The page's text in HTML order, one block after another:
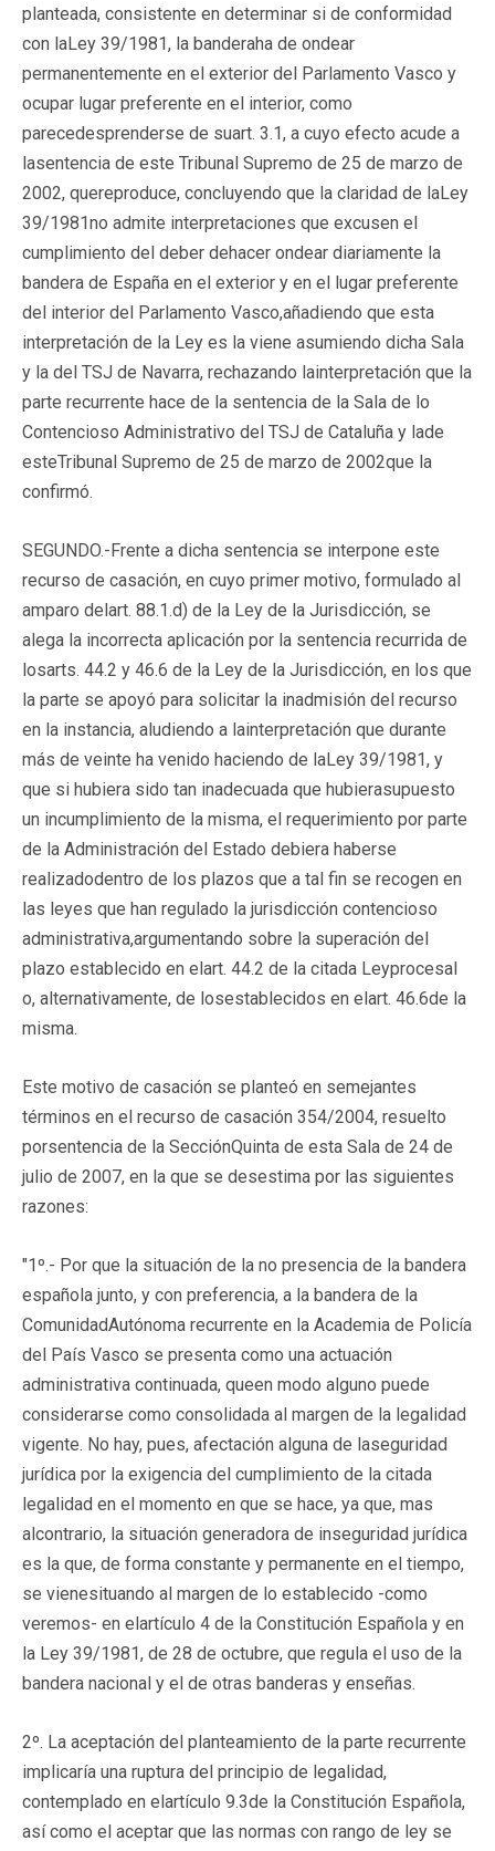
planteada, consistente en determinar si de conformidad
con laLey 39/1981, la banderaha de ondear
permanentemente en el exterior del Parlamento Vasco y
ocupar lugar preferente en el interior, como
parecedesprenderse de suart. 3.1, a cuyo efecto acude a
lasentencia de este Tribunal Supremo de 25 de marzo de
2002, quereproduce, concluyendo que la claridad de laLey
39/1981no admite interpretaciones que excusen el
cumplimiento del deber dehacer ondear diariamente la
bandera de España en el exterior y en el lugar preferente
del interior del Parlamento Vasco,añadiendo que esta
interpretación de la Ley es la viene asumiendo dicha Sala
y la del TSJ de Navarra, rechazando lainterpretación que la
parte recurrente hace de la sentencia de la Sala de lo
Contencioso Administrativo del TSJ de Cataluña y lade
esteTribunal Supremo de 25 de marzo de 2002que la
confirmó.
SEGUNDO.-Frente a dicha sentencia se interpone este
recurso de casación, en cuyo primer motivo, formulado al
amparo delart. 88.1.d) de la Ley de la Jurisdicción, se
alega la incorrecta aplicación por la sentencia recurrida de
losarts. 44.2 y 46.6 de la Ley de la Jurisdicción, en los que
la parte se apoyó para solicitar la inadmisión del recurso
en la instancia, aludiendo a lainterpretación que durante
más de veinte ha venido haciendo de laLey 39/1981, y
que si hubiera sido tan inadecuada que hubierasupuesto
un incumplimiento de la misma, el requerimiento por parte
de la Administración del Estado debiera haberse
realizadodentro de los plazos que a tal fin se recogen en
las leyes que han regulado la jurisdicción contencioso
administrativa,argumentando sobre la superación del
plazo establecido en elart. 44.2 de la citada Leyprocesal
o, alternativamente, de losestablecidos en elart. 46.6de la
misma.
Este motivo de casación se planteó en semejantes
términos en el recurso de casación 354/2004, resuelto
porsentencia de la SecciónQuinta de esta Sala de 24 de
julio de 2007, en la que se desestima por las siguientes
razones:
"1º.- Por que la situación de la no presencia de la bandera
española junto, y con preferencia, a la bandera de la
ComunidadAutónoma recurrente en la Academia de Policía
del País Vasco se presenta como una actuación
administrativa continuada, queen modo alguno puede
considerarse como consolidada al margen de la legalidad
vigente. No hay, pues, afectación alguna de laseguridad
jurídica por la exigencia del cumplimiento de la citada
legalidad en el momento en que se hace, ya que, mas
alcontrario, la situación generadora de inseguridad jurídica
es la que, de forma constante y permanente en el tiempo,
se vienesituando al margen de lo establecido -como
veremos- en elartículo 4 de la Constitución Española y en
la Ley 39/1981, de 28 de octubre, que regula el uso de la
bandera nacional y el de otras banderas y enseñas.
2º. La aceptación del planteamiento de la parte recurrente
implicaría una ruptura del principio de legalidad,
contemplado en elartículo 9.3de la Constitución Española,
así como el aceptar que las normas con rango de ley se